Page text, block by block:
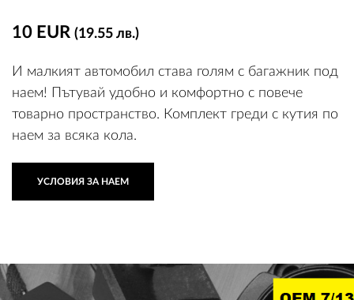
10 EUR (19.55 лв.)
И малкият автомобил става голям с багажник под
наем! Пътувай удобно и комфортно с повече
товарно пространство. Комплект греди с кутия по
наем за всяка кола.
УСЛОВИЯ ЗА НАЕМ